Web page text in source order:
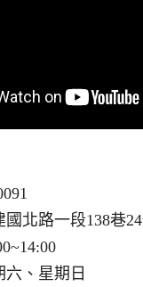
北路一段138巷
六、星期日